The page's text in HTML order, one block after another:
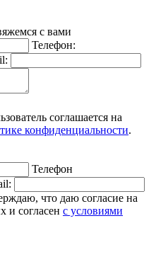
с вами
Телефон:
соглашается на
конфиденциальности.
Телефон
что даю согласие на
и согласен с условиями